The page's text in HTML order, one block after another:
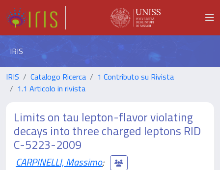
IRIS
IRIS Catalogo Ricerca
1 Contributo su Rivista
1.1 Articolo in rivista
Limits on tau lepton-flavor violating
decays into three charged leptons RID
C-5223-2009
CARPINELLI, Massimo;